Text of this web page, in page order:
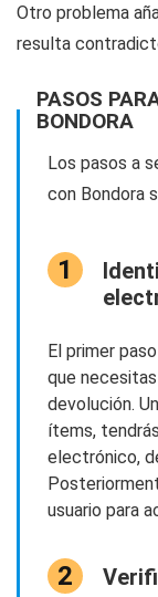
Otro problema
resulta
PASOS
BONDORA
Los pasos a
con Bondora
El primer
que
devolución.
ítems,
electrónico,
usuario para